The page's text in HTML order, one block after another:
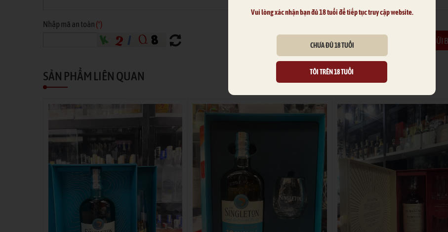
Nhập mã an toàn (*)
SẢN PHẨM LIÊN QUAN
Vui lòng xác nhận bạn đủ 18 tuổi để tiếp tục truy cập website.
CHƯA ĐỦ 18 TUỔI
TÔI TRÊN 18 TUỔI